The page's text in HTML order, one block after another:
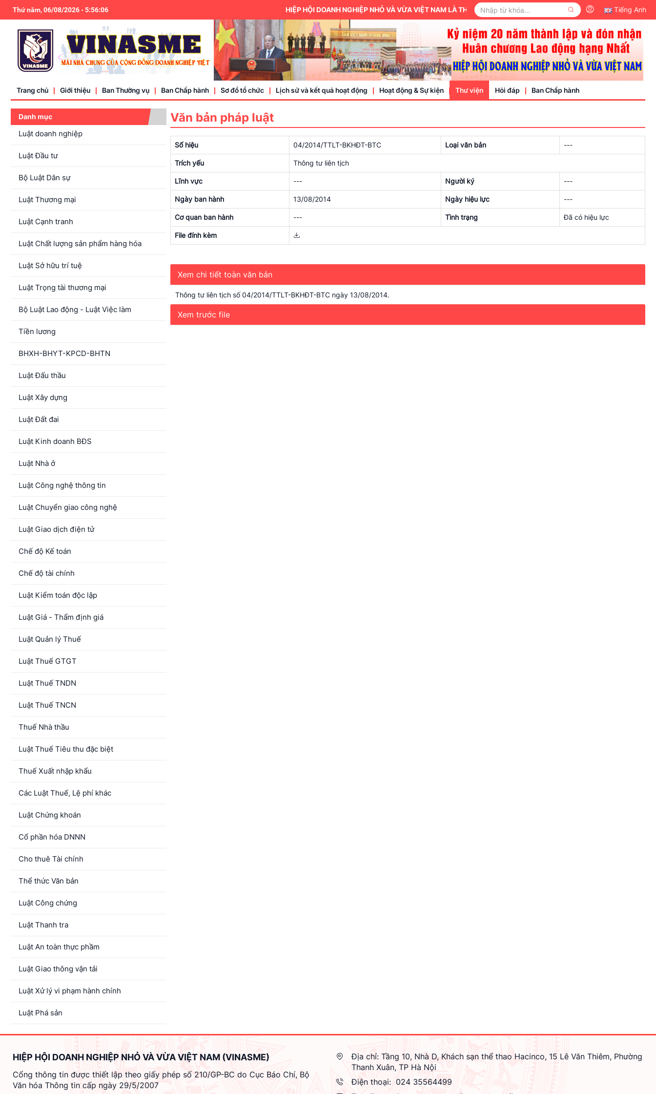
Thứ năm, 06/08/2026-5:56:06 HIỆP HỘI DOANH NGHIỆP NHỎ VÀ VỪA VIỆT NAM LÀ THÀNH VIÊN CỦA ỦY BAN TRUNG ƯƠNG MẶT TRẬN TỔ QUỐC
Tiếng Anh
Trang chủ Giới thiệu
Điều lệ
Ban Thường vụ Ban Chấp hành Sơ đồ tổ chức Lịch sử và kết quả hoạt động Hoạt động & Sự kiện
Thành viên
Thư viện
Văn bản pháp luật
Hỏi đáp Ban Chấp hành
Danh mục
Luật doanh nghiệp
Luật Đầu tư
Bộ Luật Dân sự
Luật Thương mại
Luật Cạnh tranh
Luật Chất lượng sản phẩm hàng hóa
Luật Sở hữu trí tuệ
Luật Trọng tài thương mại
Bộ Luật Lao động - Luật Việc làm
Tiền lương
BHXH-BHYT-KPCD-BHTN
Luật Đấu thầu
Luật Xây dựng
Luật Đất đai
Luật Kinh doanh BĐS
Luật Nhà ở
Luật Công nghệ thông tin
Luật Chuyển giao công nghệ
Luật Giao dịch điện tử
Chế độ Kế toán
Chế độ tài chính
Luật Kiểm toán độc lập
Luật Giá - Thẩm định giá
Luật Quản lý Thuế
Luật Thuế GTGT
Luật Thuế TNDN
Luật Thuế TNCN
Thuế Nhà thầu
Luật Thuế Tiêu thu đặc biệt
Thuế Xuất nhập khẩu
Các Luật Thuế, Lệ phí khác
Luật Chứng khoán
Cổ phần hóa DNNN
Cho thuê Tài chính
Thể thức Văn bản
Luật Công chứng
Luật Thanh tra
Luật An toàn thực phầm
Luật Giao thông vận tải
Luật Xử lý vi phạm hành chính
Luật Phá sản
Văn bản pháp luật
Số hiệu 04/2014/TTLT-BKHĐT-BTC Loại văn bản ---
Trích yếu Thông tư liên tịch
Lĩnh vực --- Người ký ---
Ngày ban hành 13/08/2014 Ngày hiệu lực ---
Cơ quan ban hành --- Tình trạng Đã có hiệu lực
File đính kèm
Xem chi tiết toàn văn bản
Thông tư liên tịch số 04/2014/TTLT-BKHĐT-BTC ngày 13/08/2014.
Xem trước file
HIỆP HỘI DOANH NGHIỆP NHỎ VÀ VỪA VIỆT NAM (VINASME)
Cổng thông tin được thiết lập theo giấy phép số 210/GP-BC do Cục Báo Chí, Bộ
Văn hóa Thông tin cấp ngày 29/5/2007
Địa chỉ: Tầng 10, Nhà D, Khách sạn thể thao Hacinco, 15 Lê Văn Thiêm, Phường
Thanh Xuân, TP Hà Nội
Điện thoại: 024 35564499